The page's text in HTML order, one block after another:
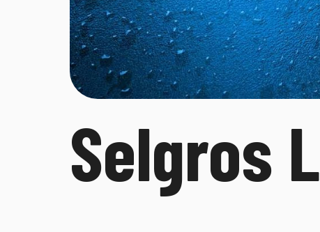
Selgros